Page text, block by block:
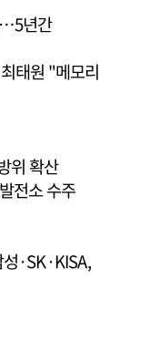
년간
태원 "메모리
위 확산
전소 수주
·SK·KISA,